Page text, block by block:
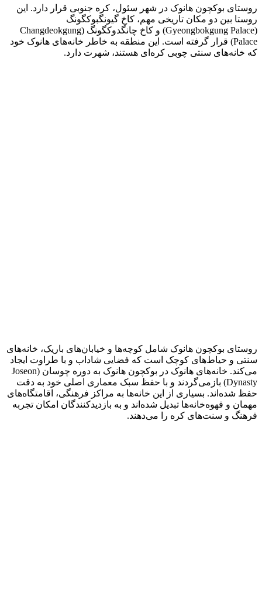
روستای بوکچون هانوک در شهر سئول، کره جنوبی قرار دارد. این
روستا بین دو مکان تاریخی مهم، کاخ گیونگبوکگونگ
(Gyeongbokgung Palace) و کاخ چانگدوکگونگ (Changdeokgung
Palace) قرار گرفته است. این منطقه به خاطر خانه‌های هانوک خود
که خانه‌های سنتی چوبی کره‌ای هستند، شهرت دارد.
روستای بوکچون هانوک شامل کوچه‌ها و خیابان‌های باریک، خانه‌های
سنتی و حیاط‌های کوچک است که فضایی شاداب و با طراوت ایجاد
می‌کند. خانه‌های هانوک در بوکچون هانوک به دوره چوسان (Joseon
Dynasty) بازمی‌گردند و با حفظ سبک معماری اصلی خود به دقت
حفظ شده‌اند. بسیاری از این خانه‌ها به مراکز فرهنگی، اقامتگاه‌های
مهمان و قهوه‌خانه‌ها تبدیل شده‌اند و به بازدیدکنندگان امکان تجربه
فرهنگ و سنت‌های کره را می‌دهند.